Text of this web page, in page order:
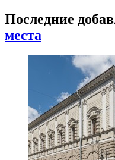
Последние
места